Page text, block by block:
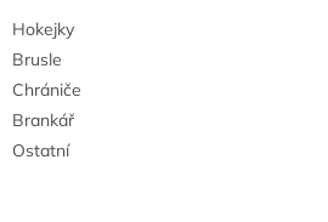
Hokejky
Brusle
Chrániče
Brankář
Ostatní